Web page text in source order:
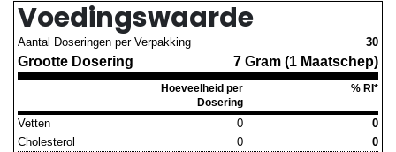
Voedingswaarde
Aantal Doseringen per Verpakking 30
Grootte Dosering 7 Gram (1 Maatschep)
Hoeveelheid per
Dosering
% RI*
Vetten 0
0
Cholesterol
0
0